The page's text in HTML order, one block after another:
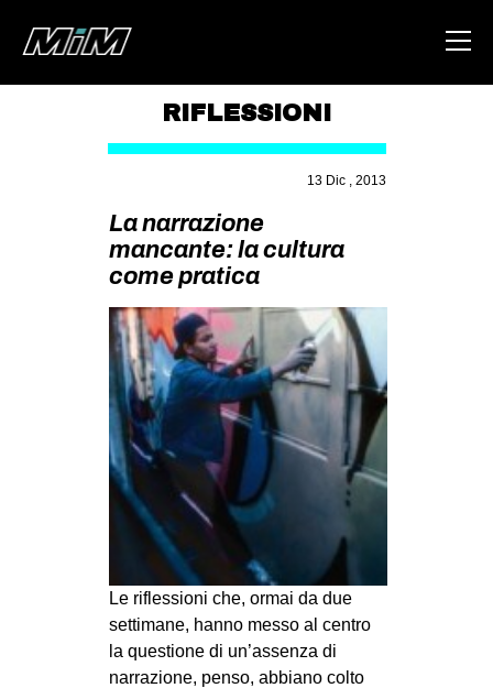
AREA
DEGENERAZIONE
GAZA FREESTYLE
CSOA LAMBRETTA
MSM
STUDENTI TSUNAMI
MILANO
SPAZI
SPORT POPOLARE
MOVIMENTI
RIFLESSIONI
13 Dic , 2013
La narrazione
mancante: la cultura
come pratica
Le riflessioni che, ormai da due
settimane, hanno messo al centro
la questione di un’assenza di
narrazione, penso, abbiano colto